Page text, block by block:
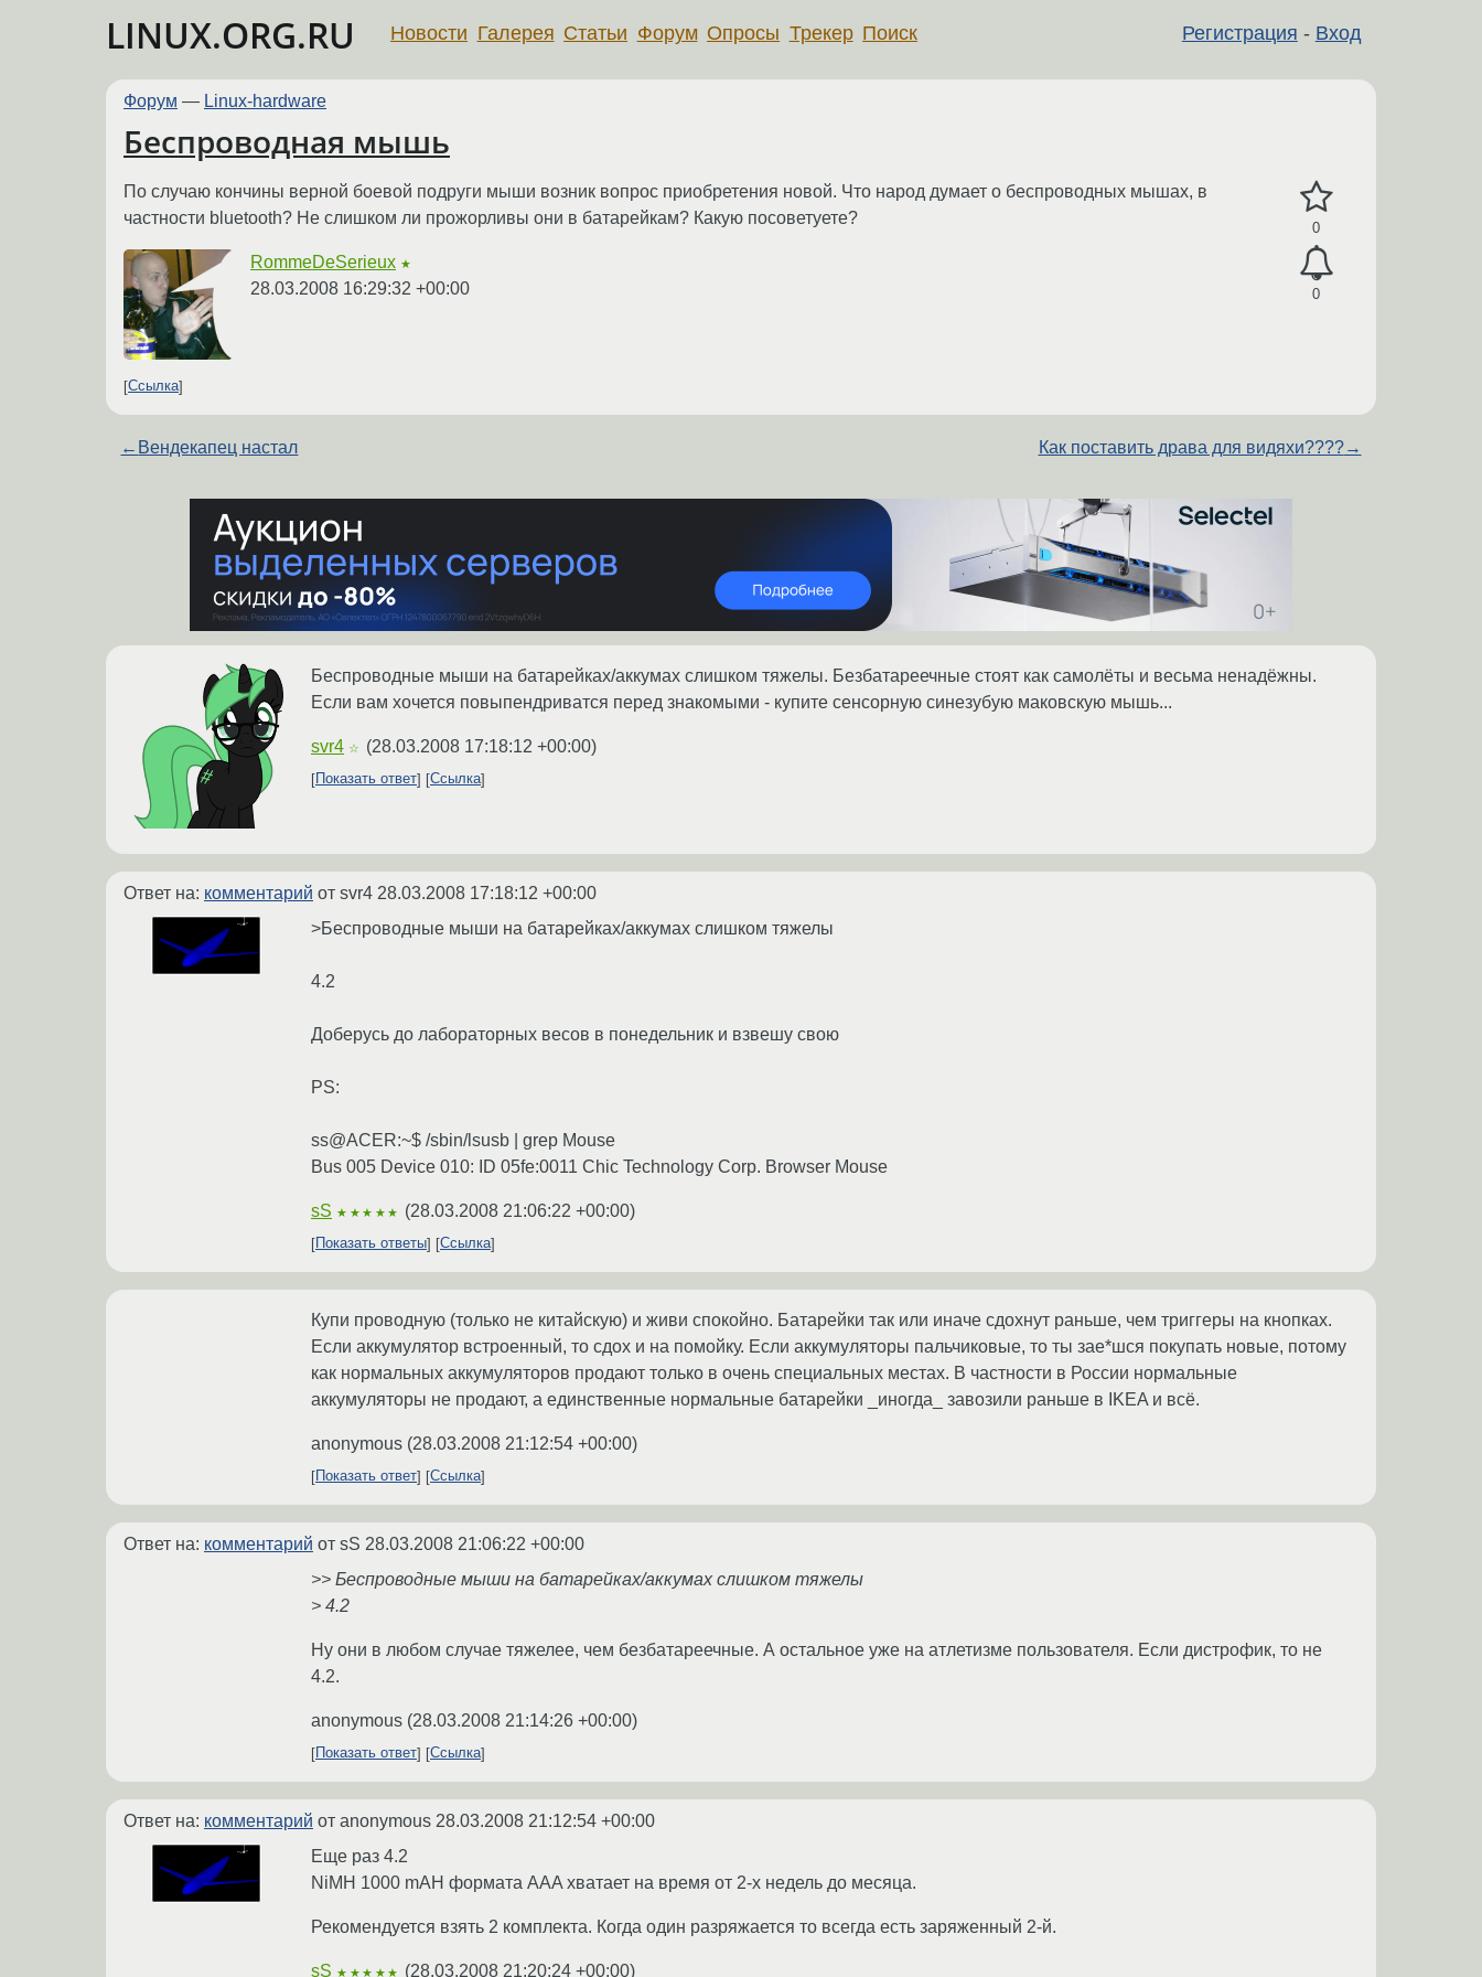
LINUX.ORG.RU Регистрация - Вход
Новости Галерея Статьи Форум Опросы Трекер Поиск
Форум — Linux-hardware
Беспроводная мышь
0
0
По случаю кончины верной боевой подруги мыши возник вопрос приобретения новой. Что народ думает о беспроводных мышах, в
частности bluetooth? Не слишком ли прожорливы они в батарейкам? Какую посоветуете?
RommeDeSerieux ★
28.03.2008 16:29:32 +00:00
Ссылка
← Вендекапец настал Как поставить драва для видяхи????→
Беспроводные мыши на батарейках/аккумах слишком тяжелы. Безбатареечные стоят как самолёты и весьма ненадёжны.
Если вам хочется повыпендриватся перед знакомыми - купите сенсорную синезубую маковскую мышь...
svr4 ☆ (28.03.2008 17:18:12 +00:00)
Показать ответ Ссылка
Ответ на: комментарий от svr4 28.03.2008 17:18:12 +00:00
>Беспроводные мыши на батарейках/аккумах слишком тяжелы
4.2
Доберусь до лабораторных весов в понедельник и взвешу свою
PS:
ss@ACER:~$ /sbin/lsusb | grep Mouse
Bus 005 Device 010: ID 05fe:0011 Chic Technology Corp. Browser Mouse
sS ★★★★★ (28.03.2008 21:06:22 +00:00)
Показать ответы Ссылка
Купи проводную (только не китайскую) и живи спокойно. Батарейки так или иначе сдохнут раньше, чем триггеры на кнопках.
Если аккумулятор встроенный, то сдох и на помойку. Если аккумуляторы пальчиковые, то ты зае*шся покупать новые, потому
как нормальных аккумуляторов продают только в очень специальных местах. В частности в России нормальные
аккумуляторы не продают, а единственные нормальные батарейки _иногда_ завозили раньше в IKEA и всё.
anonymous (28.03.2008 21:12:54 +00:00)
Показать ответ Ссылка
Ответ на: комментарий от sS 28.03.2008 21:06:22 +00:00
>> Беспроводные мыши на батарейках/аккумах слишком тяжелы
> 4.2
Ну они в любом случае тяжелее, чем безбатареечные. А остальное уже на атлетизме пользователя. Если дистрофик, то не
4.2.
anonymous (28.03.2008 21:14:26 +00:00)
Показать ответ Ссылка
Ответ на: комментарий от anonymous 28.03.2008 21:12:54 +00:00
Еще раз 4.2
NiMH 1000 mAH формата AAA хватает на время от 2-х недель до месяца.
Рекомендуется взять 2 комплекта. Когда один разряжается то всегда есть заряженный 2-й.
sS ★★★★★ (28.03.2008 21:20:24 +00:00)